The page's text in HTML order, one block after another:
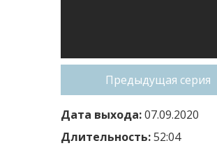
Предыдущая серия
Дата выхода:07.09.2020
Длительность:52:04